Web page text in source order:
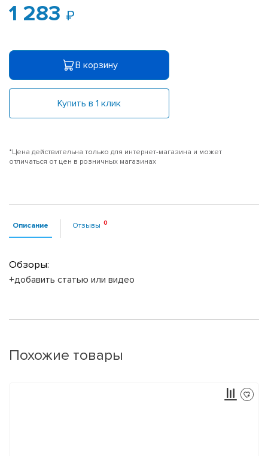
1 283
В корзину
Купить в 1 клик
*Цена действительна только для интернет-магазина и может
отличаться от цен в розничных магазинах
Описание Отзывы
Обзоры:
+добавить статью или видео
Похожие товары